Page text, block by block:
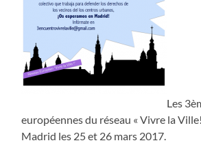
Les
européennes du réseau « Vivre la
Madrid les 25 et 26 mars 2017.